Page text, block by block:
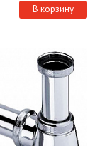
В корзину